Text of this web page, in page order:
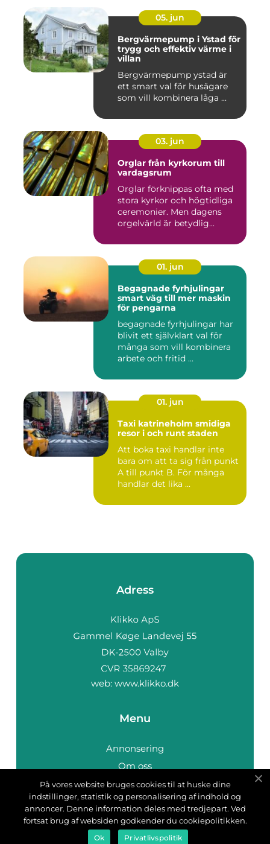
05. jun
Bergvärmepump i Ystad för
trygg och effektiv värme i
villan
Bergvärmepump ystad är
ett smart val för husägare
som vill kombinera låga ...
03. jun
Orglar från kyrkorum till
vardagsrum
Orglar förknippas ofta med
stora kyrkor och högtidliga
ceremonier. Men dagens
orgelvärld är betydlig...
01. jun
Begagnade fyrhjulingar
smart väg till mer maskin
för pengarna
begagnade fyrhjulingar har
blivit ett självklart val för
många som vill kombinera
arbete och fritid ...
01. jun
Taxi katrineholm smidiga
resor i och runt staden
Att boka taxi handlar inte
bara om att ta sig från punkt
A till punkt B. För många
handlar det lika ...
Adress
web: www.klikko.dk
Menu
Annonsering
Om oss
Cookies
Kontakta oss
Sitemap
På vores website bruges cookies til at huske dine
indstillinger, statistik og personalisering af indhold og
annoncer. Denne information deles med tredjepart. Ved
fortsat brug af websiden godkender du cookiepolitikken.
Ok Privatlivspolitik